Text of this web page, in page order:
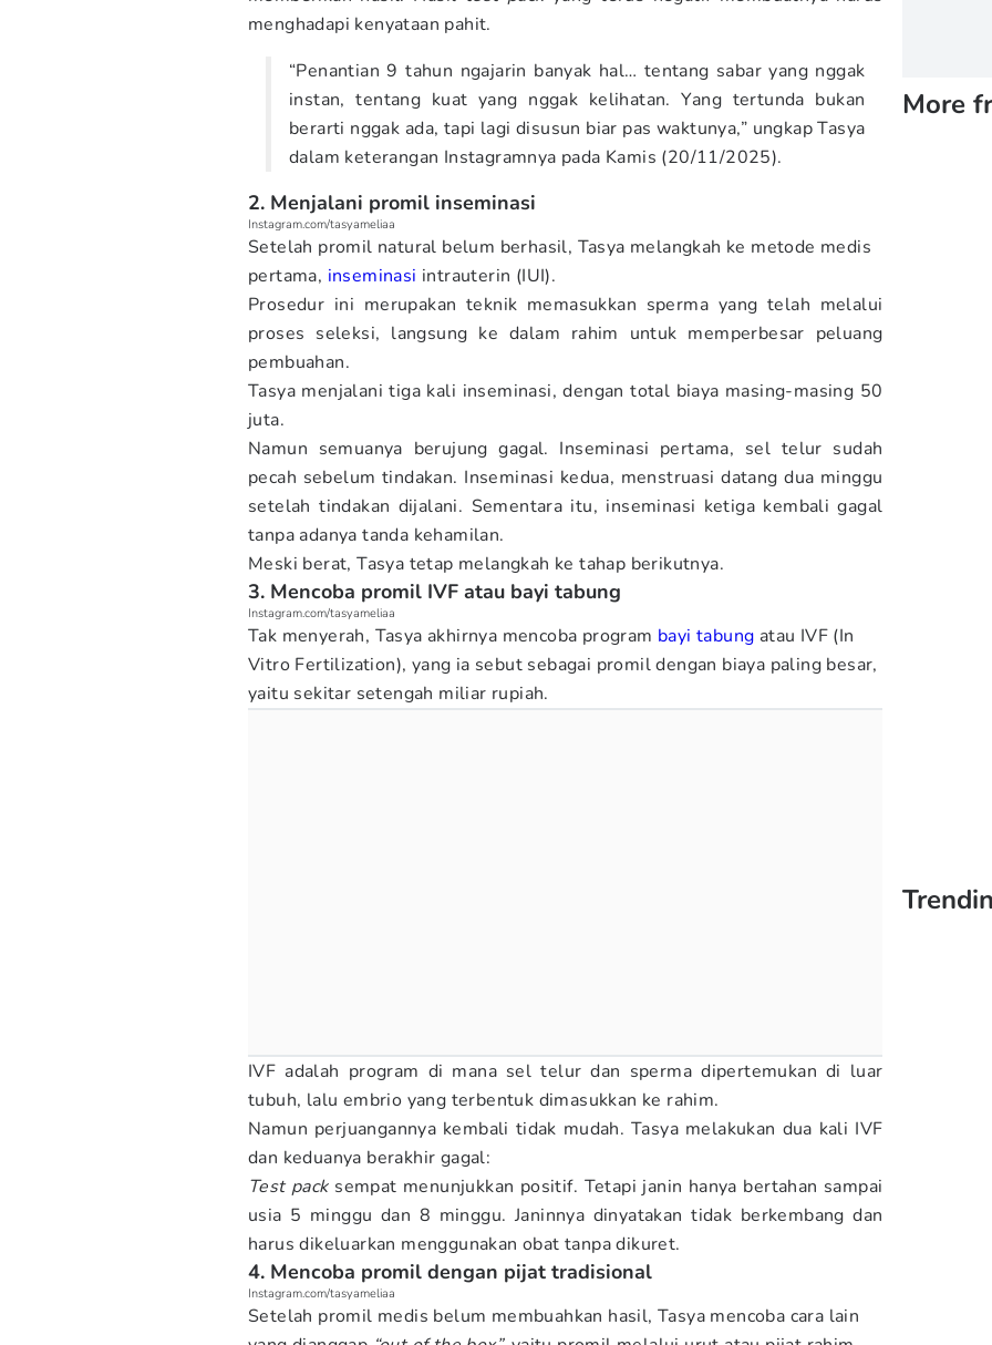
menghadapi kenyataan pahit.
“Penantian 9 tahun ngajarin banyak hal… tentang sabar yang nggak
instan, tentang kuat yang nggak kelihatan. Yang tertunda bukan
berarti nggak ada, tapi lagi disusun biar pas waktunya,” ungkap Tasya
dalam keterangan Instagramnya pada Kamis (20/11/2025).
2. Menjalani promil inseminasi
Instagram.com/tasyameliaa
Setelah promil natural belum berhasil, Tasya melangkah ke metode medis
pertama, inseminasi intrauterin (IUI).
Prosedur ini merupakan teknik memasukkan sperma yang telah melalui
proses seleksi, langsung ke dalam rahim untuk memperbesar peluang
pembuahan.
Tasya menjalani tiga kali inseminasi, dengan total biaya masing-masing 50
juta.
Namun semuanya berujung gagal. Inseminasi pertama, sel telur sudah
pecah sebelum tindakan. Inseminasi kedua, menstruasi datang dua minggu
setelah tindakan dijalani. Sementara itu, inseminasi ketiga kembali gagal
tanpa adanya tanda kehamilan.
Meski berat, Tasya tetap melangkah ke tahap berikutnya.
3. Mencoba promil IVF atau bayi tabung
Instagram.com/tasyameliaa
Tak menyerah, Tasya akhirnya mencoba program bayi tabung atau IVF (In
Vitro Fertilization), yang ia sebut sebagai promil dengan biaya paling besar,
yaitu sekitar setengah miliar rupiah.
IVF adalah program di mana sel telur dan sperma dipertemukan di luar
tubuh, lalu embrio yang terbentuk dimasukkan ke rahim.
Namun perjuangannya kembali tidak mudah. Tasya melakukan dua kali IVF
dan keduanya berakhir gagal:
Test packsempat menunjukkan positif. Tetapi janin hanya bertahan sampai
usia 5 minggu dan 8 minggu. Janinnya dinyatakan tidak berkembang dan
harus dikeluarkan menggunakan obat tanpa dikuret.
4. Mencoba promil dengan pijat tradisional
Instagram.com/tasyameliaa
Setelah promil medis belum membuahkan hasil, Tasya mencoba cara lain
More